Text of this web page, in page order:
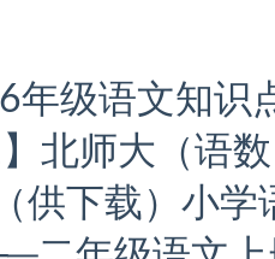
年级语文知识
北师大（语
供下载）小学